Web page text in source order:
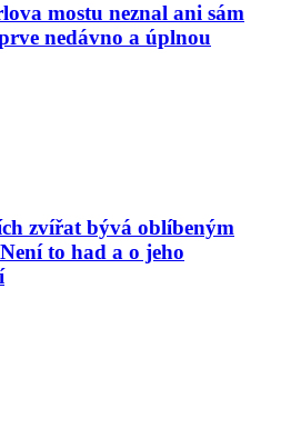
mostu neznal ani sám
nedávno a úplnou
zvířat bývá oblíbeným
to had a o jeho